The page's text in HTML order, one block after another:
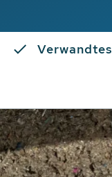
Verwandtes